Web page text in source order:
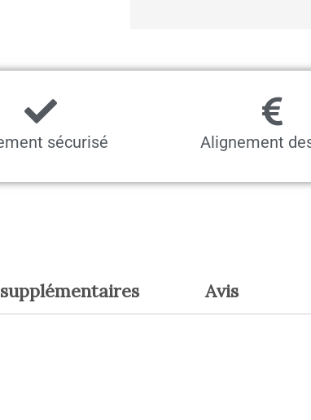
sécurisé Alignement
Avis